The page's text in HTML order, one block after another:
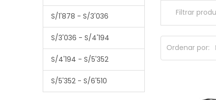
S/1'878 - S/3'036
S/3'036 - S/4'194
S/4'194 - S/5'352
S/5'352 - S/6'510
Ordenar por: